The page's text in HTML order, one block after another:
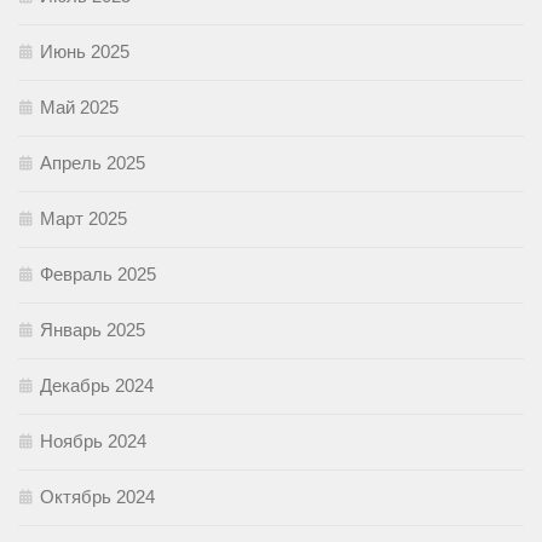
Июнь 2025
Май 2025
Апрель 2025
Март 2025
Февраль 2025
Январь 2025
Декабрь 2024
Ноябрь 2024
Октябрь 2024